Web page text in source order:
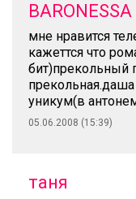
BARONESSA
мне нравится
кажеттся что
бит)прекольный
уникум(в
05.06.2008 (15:39)
таня